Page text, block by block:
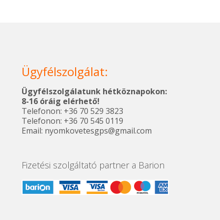
változatok
a
termékoldalon
választhatók
ki
Ügyfélszolgálat:
Ügyfélszolgálatunk hétköznapokon:
8-16 óráig elérhető!
Telefonon: +36 70 529 3823
Telefonon: +36 70 545 0119
Email: nyomkovetesgps@gmail.com
Fizetési szolgáltató partner a Barion